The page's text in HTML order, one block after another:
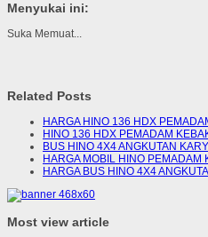
Menyukai ini:
Suka Memuat...
Related Posts
HARGA HINO 136 HDX
HINO 136 HDX PEMADAM
BUS HINO 4X4 ANGKUTAN
HARGA MOBIL HINO PEMADAM
HARGA BUS HINO 4X4
Most view article